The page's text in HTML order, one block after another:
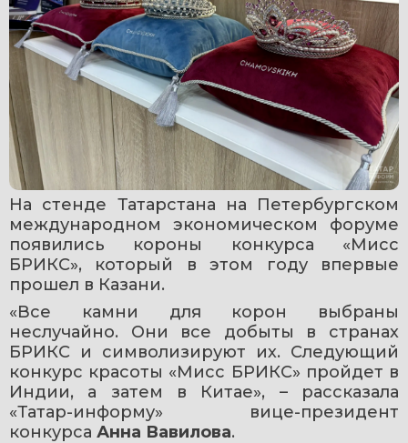
На стенде Татарстана на Петербургском
международном экономическом форуме
появились короны конкурса «Мисс
БРИКС», который в этом году впервые
прошел в Казани.
«Все камни для корон выбраны
неслучайно. Они все добыты в странах
БРИКС и символизируют их. Следующий
конкурс красоты «Мисс БРИКС» пройдет в
Индии, а затем в Китае», – рассказала
«Татар-информу» вице-президент
конкурса Анна Вавилова.